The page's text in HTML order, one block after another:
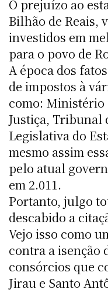
O prejuízo ao
Bilhão de Reais,
investidos em
para o povo de
A época dos
de impostos à
como:
Justiça, Tribunal
Legislativa do
mesmo assim
pelo atual
em 2.011.
Portanto, julgo
descabido a
Vejo isso como
contra a isenção
consórcios que
Jirau e Santo